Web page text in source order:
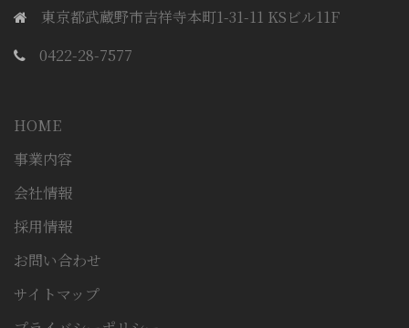
東京都武蔵野市吉祥寺本町1-31-11 KSビル11F
0422-28-7577
HOME
事業内容
会社情報
採用情報
お問い合わせ
サイトマップ